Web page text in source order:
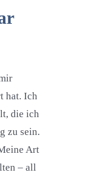
hat. Ich
die ich
zu sein.
Art
– all